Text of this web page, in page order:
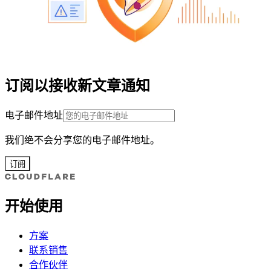
订阅以接收新文章通知
电子邮件地址
我们绝不会分享您的电子邮件地址。
订阅
开始使用
方案
联系销售
合作伙伴